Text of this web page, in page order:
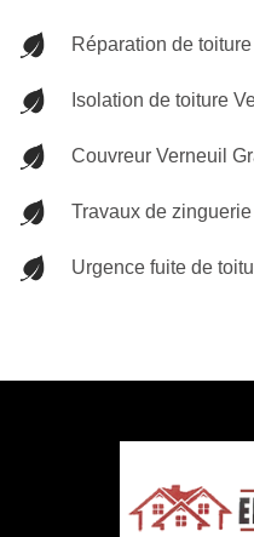
Réparation de
Isolation de toiture
Couvreur Verneuil
Travaux de
Urgence fuite de